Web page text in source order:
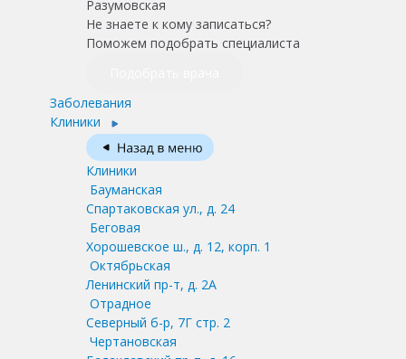
Не знаете к кому записаться?
Поможем подобрать специалиста
Заболевания
Клиники
Клиники
Бауманская
Спартаковская ул., д. 24
Беговая
Хорошевское ш., д. 12, корп. 1
Октябрьская
Ленинский пр-т, д. 2А
Отрадное
Северный б-р, 7Г стр. 2
Чертановская